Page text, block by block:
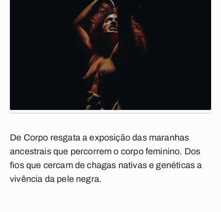
De Corpo resgata a exposição das maranhas
ancestrais que percorrem o corpo feminino. Dos
fios que cercam de chagas nativas e genéticas a
vivência da pele negra.